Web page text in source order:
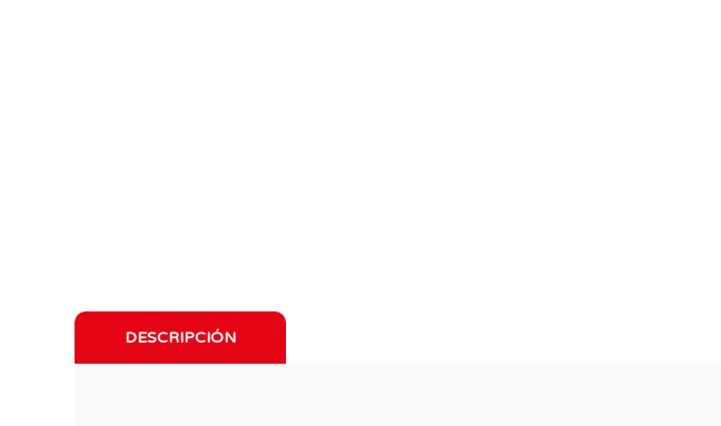
DESCRIPCIÓN